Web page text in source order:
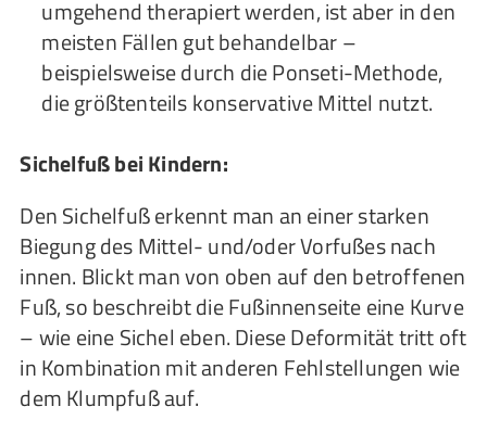
umgehend therapiert werden, ist aber in den
meisten Fällen gut behandelbar –
beispielsweise durch die Ponseti-Methode,
die größtenteils konservative Mittel nutzt.
Sichelfuß bei Kindern:
Den Sichelfuß erkennt man an einer starken
Biegung des Mittel- und/oder Vorfußes nach
innen. Blickt man von oben auf den betroffenen
Fuß, so beschreibt die Fußinnenseite eine Kurve
– wie eine Sichel eben. Diese Deformität tritt oft
in Kombination mit anderen Fehlstellungen wie
dem Klumpfuß auf.